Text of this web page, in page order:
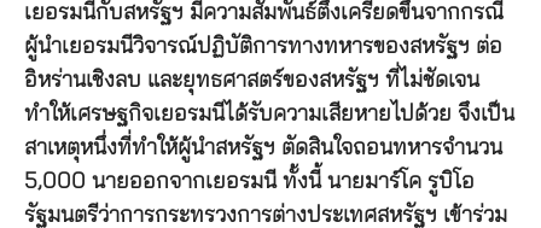
เยอรมนีกับสหรัฐฯ มีความสัมพันธ์ตึงเครียดขึ้นจากกรณี
ผู้นำเยอรมนีวิจารณ์ปฏิบัติการทางทหารของสหรัฐฯ ต่อ
อิหร่านเชิงลบ และยุทธศาสตร์ของสหรัฐฯ ที่ไม่ชัดเจน
ทำให้เศรษฐกิจเยอรมนีได้รับความเสียหายไปด้วย จึงเป็น
สาเหตุหนึ่งที่ทำให้ผู้นำสหรัฐฯ ตัดสินใจถอนทหารจำนวน
5,000 นายออกจากเยอรมนี ทั้งนี้ นายมาร์โค รูบิโอ
รัฐมนตรีว่าการกระทรวงการต่างประเทศสหรัฐฯ เข้าร่วม